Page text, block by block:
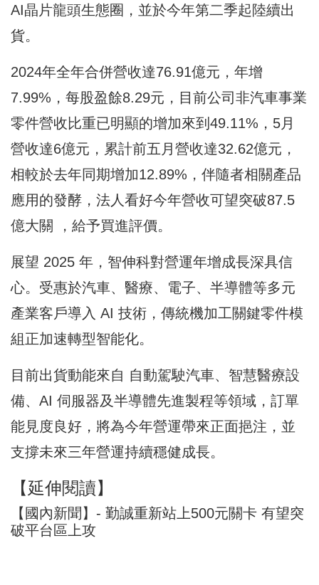
AI晶片龍頭生態圈，並於今年第二季起陸續出
貨。
2024年全年合併營收達76.91億元，年增
7.99%，每股盈餘8.29元，目前公司非汽車事業
零件營收比重已明顯的增加來到49.11%，5月
營收達6億元，累計前五月營收達32.62億元，
相較於去年同期增加12.89%，伴隨者相關產品
應用的發酵，法人看好今年營收可望突破87.5
億大關 ，給予買進評價。
展望 2025 年，智伸科對營運年增成長深具信
心。受惠於汽車、醫療、電子、半導體等多元
產業客戶導入 AI 技術，傳統機加工關鍵零件模
組正加速轉型智能化。
目前出貨動能來自 自動駕駛汽車、智慧醫療設
備、AI 伺服器及半導體先進製程等領域，訂單
能見度良好，將為今年營運帶來正面挹注，並
支撐未來三年營運持續穩健成長。
【延伸閱讀】
【國內新聞】- 勤誠重新站上500元關卡 有望突
破平台區上攻